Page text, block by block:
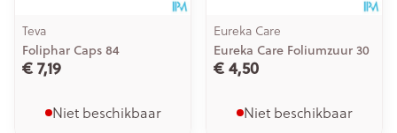
Teva
Foliphar Caps 84
€ 7,19
Niet beschikbaar
Eureka Care
Eureka Care Foliumzuur 30
€ 4,50
Niet beschikbaar